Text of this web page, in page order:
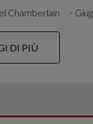
Chamberlain ∙
DI PIÙ